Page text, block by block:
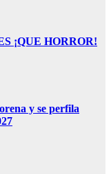
¡QUE HORROR!
y se perfila